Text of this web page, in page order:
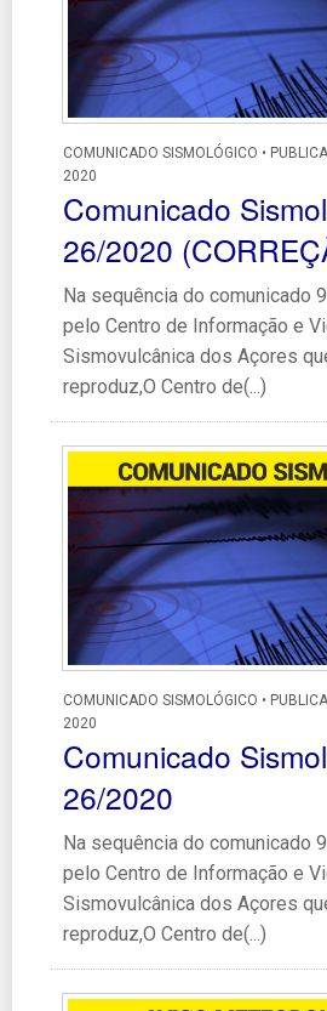
COMUNICADO SISMOLÓGICO •
2020
Comunicado
26/2020
Na sequência do comunicado
pelo Centro de Informação e
Sismovulcânica dos Açores
reproduz,O Centro de(...)
COMUNICADO SISMOLÓGICO •
2020
Comunicado
26/2020
Na sequência do comunicado
pelo Centro de Informação e
Sismovulcânica dos Açores
reproduz,O Centro de(...)